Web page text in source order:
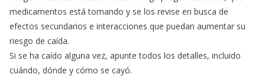
medicamentos está tomando y se los revise en busca de
efectos secundarios e interacciones que puedan aumentar su
riesgo de caída.
Si se ha caído alguna vez, apunte todos los detalles, incluido
cuándo, dónde y cómo se cayó.